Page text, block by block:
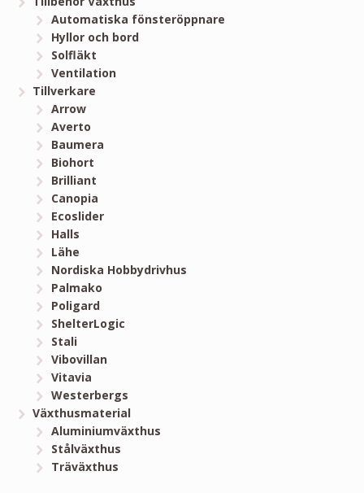
Automatiska fönsteröppnare
Hyllor och bord
Solfläkt
Ventilation
Tillverkare
Arrow
Averto
Baumera
Biohort
Brilliant
Canopia
Ecoslider
Halls
Lähe
Nordiska Hobbydrivhus
Palmako
Poligard
ShelterLogic
Stali
Vibovillan
Vitavia
Westerbergs
Växthusmaterial
Aluminiumväxthus
Stålväxthus
Träväxthus